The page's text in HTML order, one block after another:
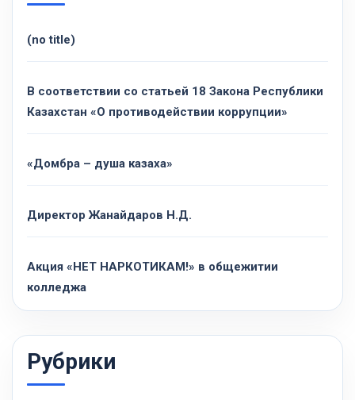
(no title)
В соответствии со статьей 18 Закона Республики
Казахстан «О противодействии коррупции»
«Домбра – душа казаха»
Директор Жанайдаров Н.Д.
Акция «НЕТ НАРКОТИКАМ!» в общежитии
колледжа
Рубрики